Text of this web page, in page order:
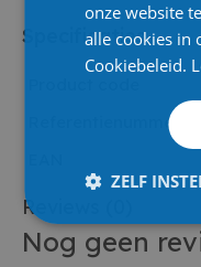
Specificaties
Referentienummer
Reviews
Nog geen
onze website
alle cookies in
Cookiebeleid.
ZELF